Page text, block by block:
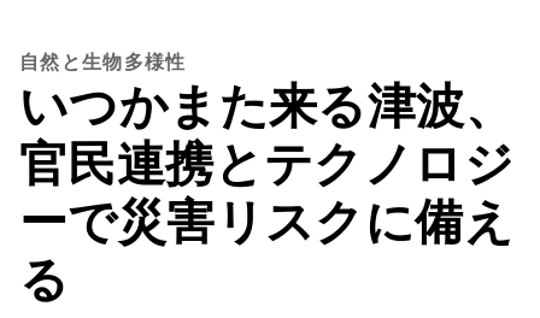
自然と生物多様性
いつかまた来る津波、
官民連携とテクノロジ
ーで災害リスクに備え
る